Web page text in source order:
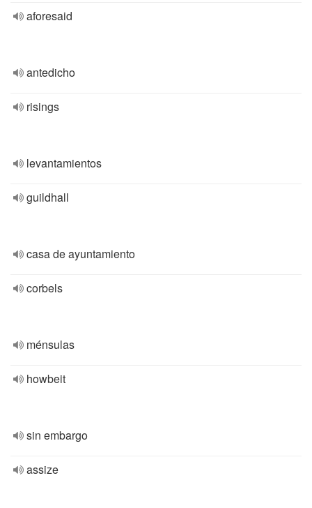
aforesaid
antedicho
risings
levantamientos
guildhall
casa de ayuntamiento
corbels
ménsulas
howbeit
sin embargo
assize